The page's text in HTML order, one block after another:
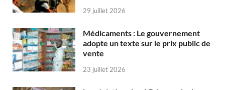
29 juillet 2026
Médicaments : Le gouvernement
adopte un texte sur le prix public de
vente
23 juillet 2026